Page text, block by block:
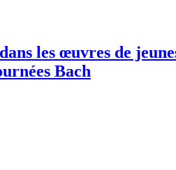
les œuvres de
Bach